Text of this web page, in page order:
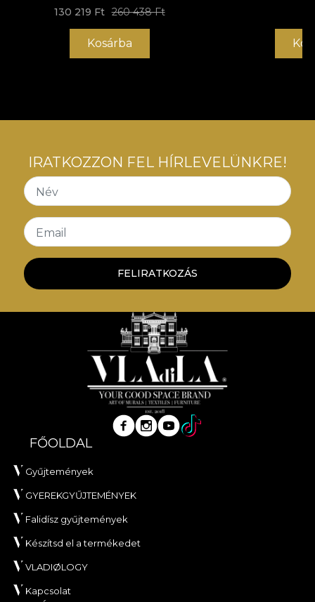
130 219 Ft 260 438 Ft
Kosárba
IRATKOZZON FEL HÍRLEVELÜNKRE!
Név
Email
FELIRATKOZÁS
FŐOLDAL
Gyűjtemények
GYEREKGYŰJTEMÉNYEK
Falidísz gyűjtemények
Készítsd el a termékedet
VLADIØLOGY
Kapcsolat